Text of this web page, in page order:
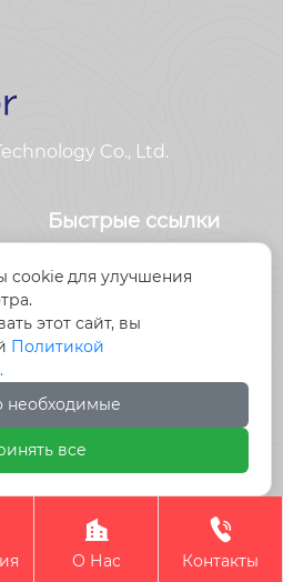
Co., Ltd.
Быстрые ссылки
Продукция
О Hас
Beyondoor Technology

О Нас

Контакты
cookie для улучшения
этот сайт, вы
Политикой
необходимые
все